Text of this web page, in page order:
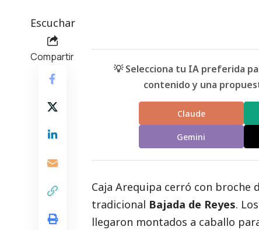
Escuchar
Compartir
💡 Selecciona tu IA preferida
contenido y una
Claude
Gemini
Caja Arequipa cerró con broche
tradicional Bajada de Reyes.
llegaron montados a caballo